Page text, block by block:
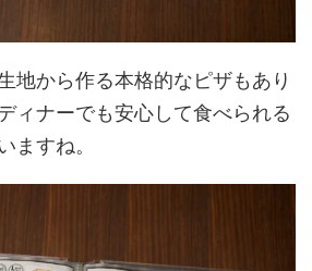
地から作る本格的なピザもあり
ィナーでも安心して食べられる
ますね。